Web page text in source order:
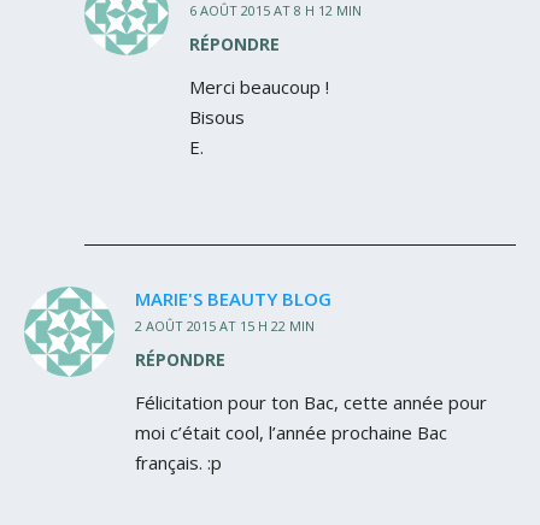
6 AOÛT 2015 AT 8 H 12 MIN
RÉPONDRE
Merci beaucoup !
Bisous
E.
MARIE'S BEAUTY BLOG
2 AOÛT 2015 AT 15 H 22 MIN
RÉPONDRE
Félicitation pour ton Bac, cette année pour
moi c’était cool, l’année prochaine Bac
français. :p